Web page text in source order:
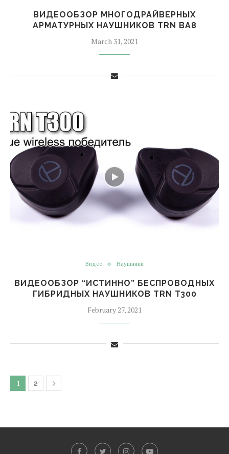
ВИДЕООБЗОР МНОГОДРАЙВЕРНЫХ
АРМАТУРНЫХ НАУШНИКОВ TRN BA8
March 31, 2021
Видео Наушники
ВИДЕООБЗОР “ИСТИННО” БЕСПРОВОДНЫХ
ГИБРИДНЫХ НАУШНИКОВ TRN T300
February 27, 2021
1 2